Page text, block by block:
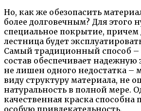
Но, как же обезопасить
более долговечным? Для этого
специальное покрытие, причем
лестница будет
Самый традиционный способ –
состав обеспечивает надежную
не лишен одного недостатка –
виду структуру материала, не
натуральность в полной мере.
качественная краска способна
особую привлекательность.